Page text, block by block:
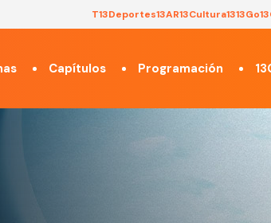
T13Deportes13AR13Cultura1313Go
Capítulos Programación